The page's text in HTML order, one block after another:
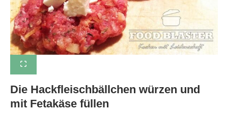
Die Hackfleischbällchen würzen und
mit Fetakäse füllen